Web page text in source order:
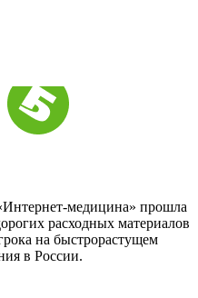
медицина» прошла
расходных материалов
на быстрорастущем
в России.